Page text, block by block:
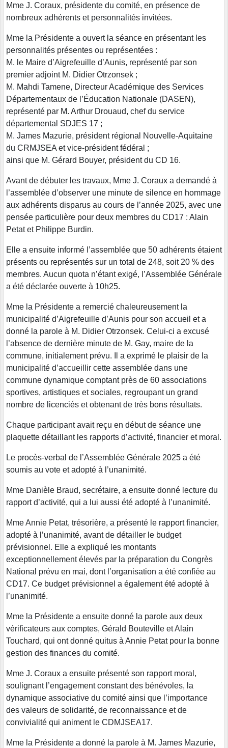
Mme J. Coraux, présidente du comité, en présence de
nombreux adhérents et personnalités invitées.
Mme la Présidente a ouvert la séance en présentant les
personnalités présentes ou représentées :
M. le Maire d’Aigrefeuille d’Aunis, représenté par son
premier adjoint M. Didier Otrzonsek ;
M. Mahdi Tamene, Directeur Académique des Services
Départementaux de l’Éducation Nationale (DASEN),
représenté par M. Arthur Drouaud, chef du service
départemental SDJES 17 ;
M. James Mazurie, président régional Nouvelle-Aquitaine
du CRMJSEA et vice-président fédéral ;
ainsi que M. Gérard Bouyer, président du CD 16.
Avant de débuter les travaux, Mme J. Coraux a demandé à
l’assemblée d’observer une minute de silence en hommage
aux adhérents disparus au cours de l’année 2025, avec une
pensée particulière pour deux membres du CD17 : Alain
Petat et Philippe Burdin.
Elle a ensuite informé l’assemblée que 50 adhérents étaient
présents ou représentés sur un total de 248, soit 20 % des
membres. Aucun quota n’étant exigé, l’Assemblée Générale
a été déclarée ouverte à 10h25.
Mme la Présidente a remercié chaleureusement la
municipalité d’Aigrefeuille d’Aunis pour son accueil et a
donné la parole à M. Didier Otrzonsek. Celui-ci a excusé
l’absence de dernière minute de M. Gay, maire de la
commune, initialement prévu. Il a exprimé le plaisir de la
municipalité d’accueillir cette assemblée dans une
commune dynamique comptant près de 60 associations
sportives, artistiques et sociales, regroupant un grand
nombre de licenciés et obtenant de très bons résultats.
Chaque participant avait reçu en début de séance une
plaquette détaillant les rapports d’activité, financier et moral.
Le procès-verbal de l’Assemblée Générale 2025 a été
soumis au vote et adopté à l’unanimité.
Mme Danièle Braud, secrétaire, a ensuite donné lecture du
rapport d’activité, qui a lui aussi été adopté à l’unanimité.
Mme Annie Petat, trésorière, a présenté le rapport financier,
adopté à l’unanimité, avant de détailler le budget
prévisionnel. Elle a expliqué les montants
exceptionnellement élevés par la préparation du Congrès
National prévu en mai, dont l’organisation a été confiée au
CD17. Ce budget prévisionnel a également été adopté à
l’unanimité.
Mme la Présidente a ensuite donné la parole aux deux
vérificateurs aux comptes, Gérald Bouteville et Alain
Touchard, qui ont donné quitus à Annie Petat pour la bonne
gestion des finances du comité.
Mme J. Coraux a ensuite présenté son rapport moral,
soulignant l’engagement constant des bénévoles, la
dynamique associative du comité ainsi que l’importance
des valeurs de solidarité, de reconnaissance et de
convivialité qui animent le CDMJSEA17.
Mme la Présidente a donné la parole à M. James Mazurie,